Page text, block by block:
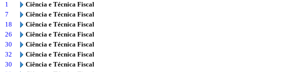
1
Ciência e Técnica Fiscal
7
Ciência e Técnica Fiscal
18
Ciência e Técnica Fiscal
26
Ciência e Técnica Fiscal
30
Ciência e Técnica Fiscal
32
Ciência e Técnica Fiscal
30
Ciência e Técnica Fiscal